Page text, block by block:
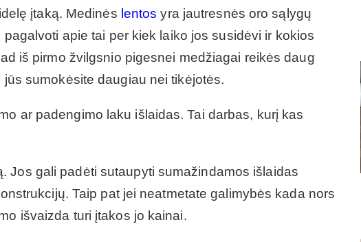
įtaką. Medinės lentos yra jautresnės oro sąlygų
apie tai per kiek laiko jos susidėvi ir kokios
iš pirmo žvilgsnio pigesnei medžiagai reikės daug
sumokėsite daugiau nei tikėjotės.
ar padengimo laku išlaidas. Tai darbas, kurį kas
Jos gali padėti sutaupyti sumažindamos išlaidas
Taip pat jei neatmetate galimybės kada nors
išvaizda turi įtakos jo kainai.